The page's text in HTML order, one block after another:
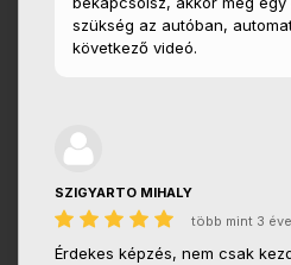
szükség az autóban,
következő videó.
SZIGYARTO MIHALY
több mint 3 éve
Érdekes képzés, nem csak